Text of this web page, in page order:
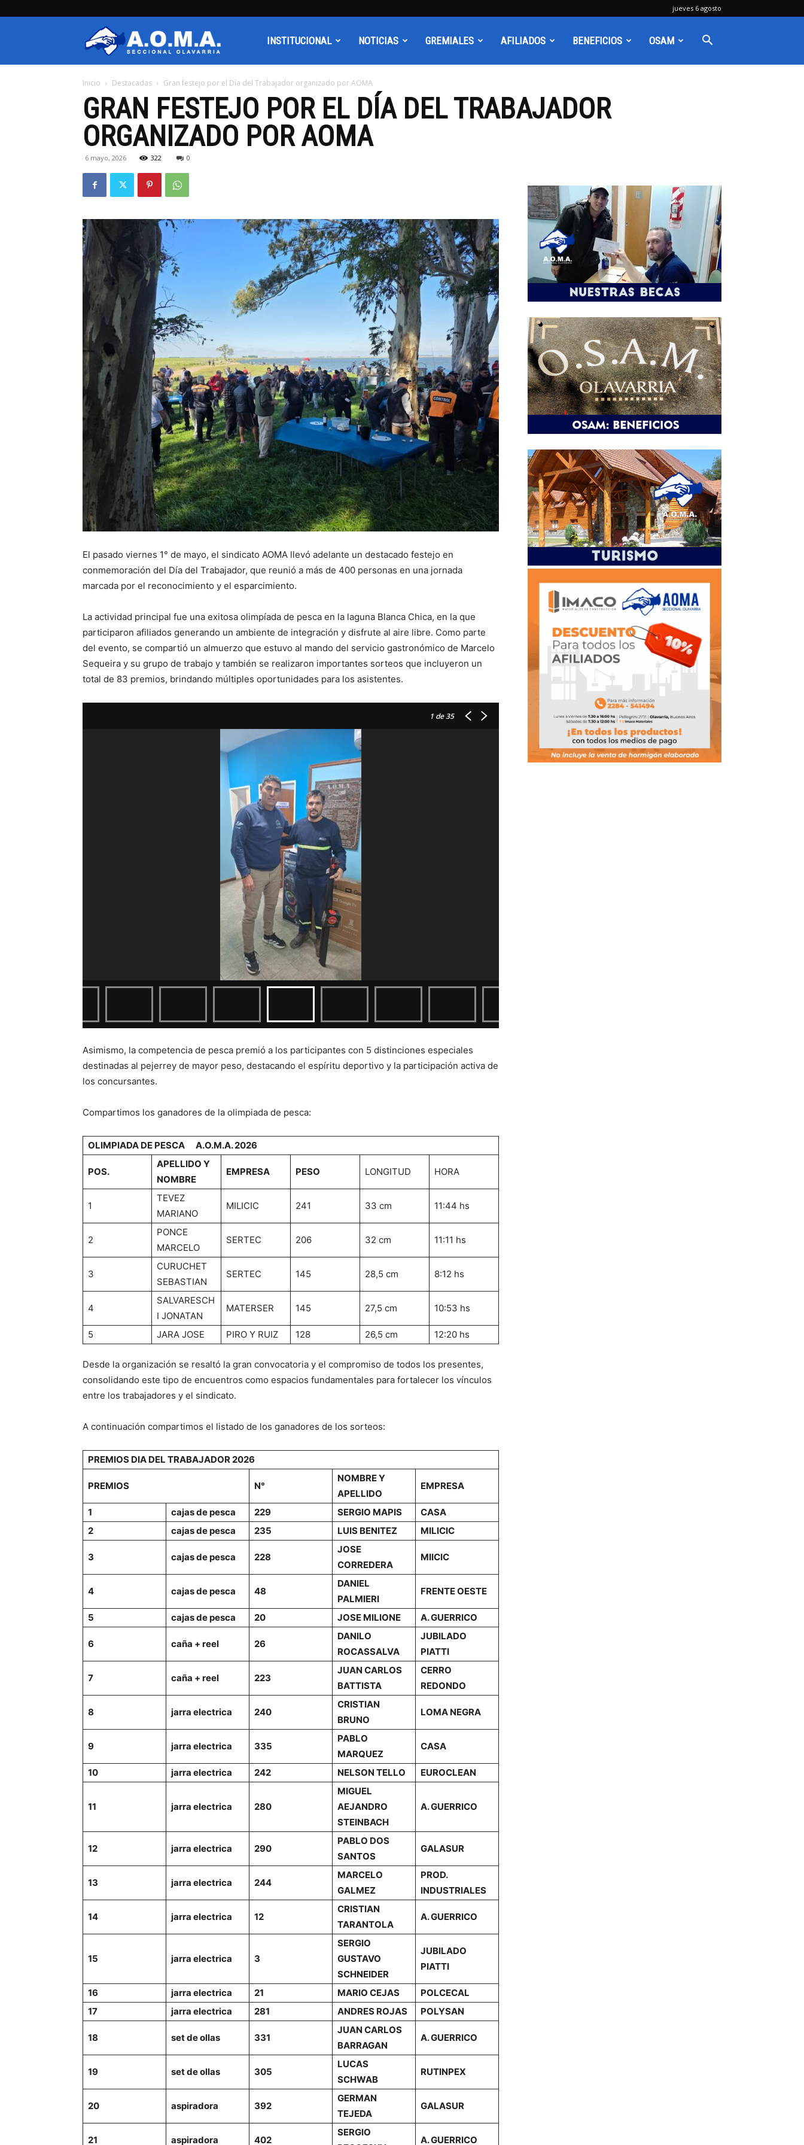
jueves 6 agosto
Olavarria
INSTITUCIONAL NOTICIAS GREMIALES AFILIADOS BENEFICIOS OSAM
Inicio Destacadas Gran festejo por el Día del Trabajador organizado por AOMA
GRAN FESTEJO POR EL DÍA DEL TRABAJADOR
ORGANIZADO POR AOMA
6 mayo, 2026 322 0
El pasado viernes 1° de mayo, el sindicato AOMA llevó adelante un destacado festejo en
conmemoración del Día del Trabajador, que reunió a más de 400 personas en una jornada
marcada por el reconocimiento y el esparcimiento.
La actividad principal fue una exitosa olimpíada de pesca en la laguna Blanca Chica, en la que
participaron afiliados generando un ambiente de integración y disfrute al aire libre. Como parte
del evento, se compartió un almuerzo que estuvo al mando del servicio gastronómico de Marcelo
Sequeira y su grupo de trabajo y también se realizaron importantes sorteos que incluyeron un
total de 83 premios, brindando múltiples oportunidades para los asistentes.
1 de 35
Asimismo, la competencia de pesca premió a los participantes con 5 distinciones especiales
destinadas al pejerrey de mayor peso, destacando el espíritu deportivo y la participación activa de
los concursantes.
Compartimos los ganadores de la olimpiada de pesca:
OLIMPIADA DE PESCA A.O.M.A. 2026
POS.
APELLIDO Y
NOMBRE
EMPRESA PESO LONGITUD HORA
1
TEVEZ
MARIANO
MILICIC 241 33 cm 11:44 hs
2
PONCE
MARCELO
SERTEC 206 32 cm 11:11 hs
3
CURUCHET
SEBASTIAN
SERTEC 145 28,5 cm 8:12 hs
4
SALVARESCH
I JONATAN
MATERSER 145 27,5 cm 10:53 hs
5 JARA JOSE PIRO Y RUIZ 128 26,5 cm 12:20 hs
Desde la organización se resaltó la gran convocatoria y el compromiso de todos los presentes,
consolidando este tipo de encuentros como espacios fundamentales para fortalecer los vínculos
entre los trabajadores y el sindicato.
A continuación compartimos el listado de los ganadores de los sorteos:
PREMIOS DIA DEL TRABAJADOR 2026
PREMIOS N°
NOMBRE Y
APELLIDO
EMPRESA
1 cajas de pesca 229 SERGIO MAPIS
CASA
2
cajas de pesca 235 LUIS BENITEZ MILICIC
3 cajas de pesca 228
JOSE
CORREDERA
MIICIC
4 cajas de pesca 48
DANIEL
PALMIERI
FRENTE OESTE
5 cajas de pesca 20 JOSE MILIONE A. GUERRICO
6 caña + reel 26
DANILO
ROCASSALVA
JUBILADO
PIATTI
7 caña + reel 223
JUAN CARLOS
BATTISTA
CERRO
REDONDO
8 jarra electrica 240
CRISTIAN
BRUNO
LOMA NEGRA
9 jarra electrica 335
PABLO
MARQUEZ
CASA
10 jarra electrica 242 NELSON TELLO EUROCLEAN
11 jarra electrica 280
MIGUEL
AEJANDRO
STEINBACH
A. GUERRICO
12 jarra electrica 290
PABLO DOS
SANTOS
GALASUR
13 jarra electrica 244
MARCELO
GALMEZ
PROD.
INDUSTRIALES
14 jarra electrica 12
CRISTIAN
TARANTOLA
A. GUERRICO
15 jarra electrica 3
SERGIO
GUSTAVO
SCHNEIDER
JUBILADO
PIATTI
16 jarra electrica 21 MARIO CEJAS
POLCECAL
17
jarra electrica 281 ANDRES ROJAS POLYSAN
18 set de ollas 331
JUAN CARLOS
BARRAGAN
A. GUERRICO
19 set de ollas 305
LUCAS
SCHWAB
RUTINPEX
20 aspiradora 392
GERMAN
TEJEDA
GALASUR
21 aspiradora 402
SERGIO
A. GUERRICO